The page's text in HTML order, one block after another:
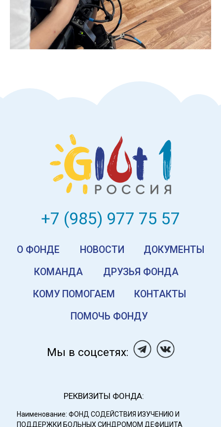
РЕКВИЗИТЫ ФОНДА:
© Фонд «ГЛЮТ-1», 2025 Все права защищены
Наименование: ФОНД СОДЕЙСТВИЯ ИЗУЧЕНИЮ И
ПОДДЕРЖКИ БОЛЬНЫХ СИНДРОМОМ ДЕФИЦИТА
ИНН/КПП: 7735211032/773501001
Расчетный счёт: 40703810000000747944